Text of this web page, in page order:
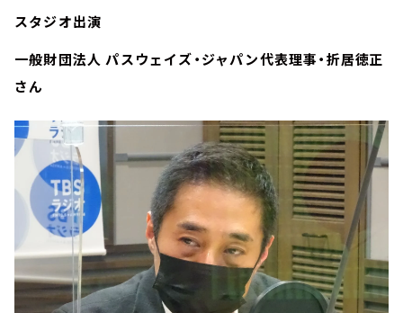
スタジオ出演
一般財団法人 パスウェイズ・ジャパン代表理事・折居徳正
さん